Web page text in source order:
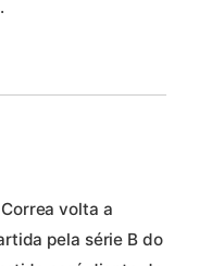
volta a
pela série B do